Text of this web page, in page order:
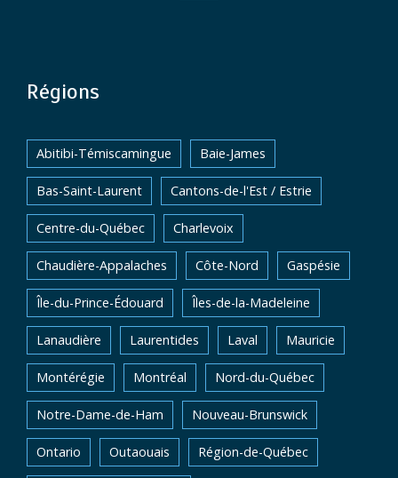
Régions
Abitibi-Témiscamingue Baie-James
Bas-Saint-Laurent Cantons-de-l'Est / Estrie
Centre-du-Québec Charlevoix
Chaudière-Appalaches Côte-Nord Gaspésie
Île-du-Prince-Édouard Îles-de-la-Madeleine
Lanaudière Laurentides Laval Mauricie
Montérégie Montréal Nord-du-Québec
Notre-Dame-de-Ham Nouveau-Brunswick
Ontario Outaouais Région-de-Québec